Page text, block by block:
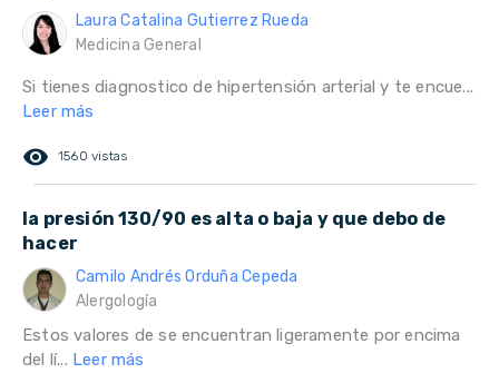
Laura Catalina Gutierrez Rueda
Medicina General
Si tienes diagnostico de hipertensión arterial y te encue...
Leer más
remove_red_eye 1560 vistas
la presión 130/90 es alta o baja y que debo de
hacer
Camilo Andrés Orduña Cepeda
Alergología
Estos valores de se encuentran ligeramente por encima
del lí... Leer más